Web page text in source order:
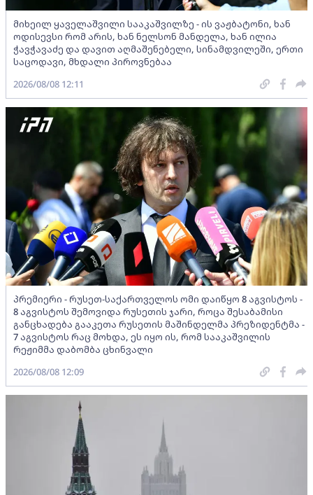
მიხეილ ყაველაშვილი სააკაშვილზე - ის ვაჟბატონი, ხან
ოდისევსი რომ არის, ხან ნელსონ მანდელა, ხან ილია
ჭავჭავაძე და დავით აღმაშენებელი, სინამდვილეში, ერთი
საცოდავი, მხდალი პიროვნებაა
2026/08/08 12:11
პრემიერი - რუსეთ-საქართველოს ომი დაიწყო 8 აგვისტოს -
8 აგვისტოს შემოვიდა რუსეთის ჯარი, როცა შესაბამისი
განცხადება გააკეთა რუსეთის მაშინდელმა პრეზიდენტმა -
7 აგვისტოს რაც მოხდა, ეს იყო ის, რომ სააკაშვილის
რეჟიმმა დაბომბა ცხინვალი
2026/08/08 12:09